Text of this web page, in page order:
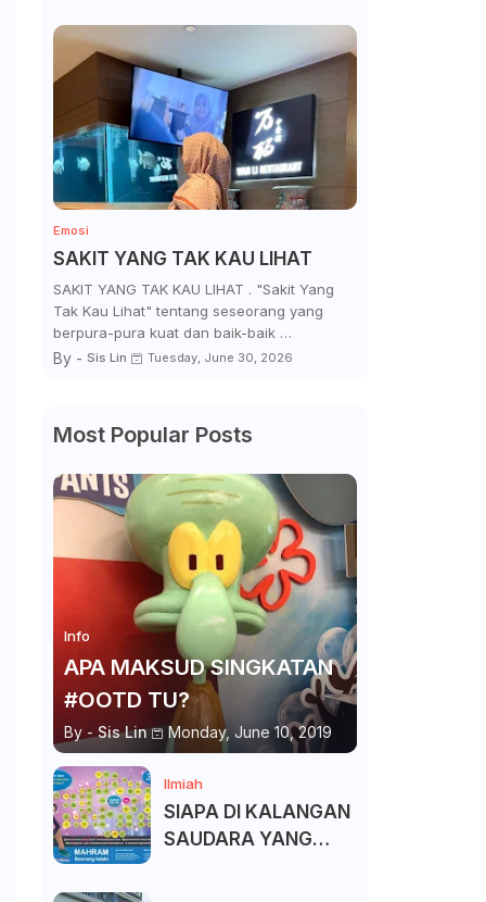
Emosi
SAKIT YANG TAK KAU LIHAT
SAKIT YANG TAK KAU LIHAT . "Sakit Yang
Tak Kau Lihat" tentang seseorang yang
berpura-pura kuat dan baik-baik …
By - Sis Lin Tuesday, June 30, 2026
Most Popular Posts
Info
APA MAKSUD SINGKATAN
#OOTD TU?
By - Sis Lin Monday, June 10, 2019
Ilmiah
SIAPA DI KALANGAN
SAUDARA YANG